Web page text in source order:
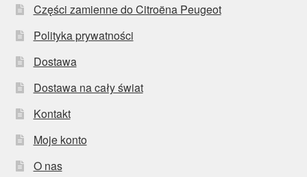
Części zamienne do Citroëna Peugeot
Polityka prywatności
Dostawa
Dostawa na cały świat
Kontakt
Moje konto
O nas